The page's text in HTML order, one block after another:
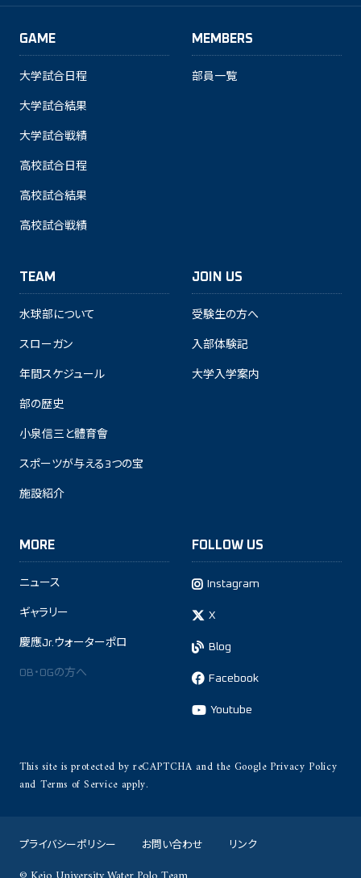
GAME
大学試合日程
大学試合結果
大学試合戦績
高校試合日程
高校試合結果
高校試合戦績
MEMBERS
部員一覧
TEAM
水球部について
スローガン
年間スケジュール
部の歴史
小泉信三と體育會
スポーツが与える3つの宝
施設紹介
JOIN US
受験生の方へ
入部体験記
大学入学案内
MORE
ニュース
ギャラリー
慶應Jr.ウォーターポロ
OB・OGの方へ
FOLLOW US
Instagram
X
Blog
Facebook
Youtube
This site is protected by reCAPTCHA and the Google Privacy Policy
and Terms of Service apply.
プライバシーポリシー お問い合わせ リンク